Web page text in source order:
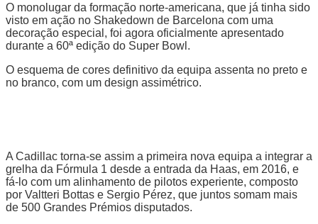
O monolugar da formação norte-americana, que já tinha sido
visto em ação no Shakedown de Barcelona com uma
decoração especial, foi agora oficialmente apresentado
durante a 60ª edição do Super Bowl.
O esquema de cores definitivo da equipa assenta no preto e
no branco, com um design assimétrico.
A Cadillac torna-se assim a primeira nova equipa a integrar a
grelha da Fórmula 1 desde a entrada da Haas, em 2016, e
fá-lo com um alinhamento de pilotos experiente, composto
por Valtteri Bottas e Sergio Pérez, que juntos somam mais
de 500 Grandes Prémios disputados.